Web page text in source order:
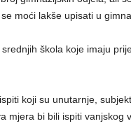
moći lakše upisati u
škola koje imaju
koji su unutarnje,
mjera bi bili ispiti vanjskog